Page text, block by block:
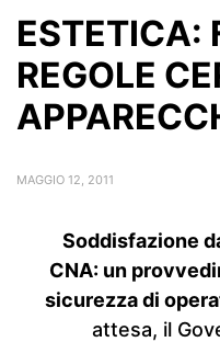
ESTETICA:
REGOLE
MAGGIO 12, 2011
Soddisfazione
CNA: un
sicurezza di
attesa, il